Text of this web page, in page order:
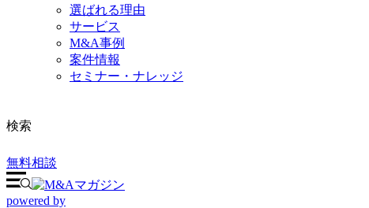
選ばれる理由
サービス
M&A事例
案件情報
セミナー・ナレッジ
検索
無料相談
powered by